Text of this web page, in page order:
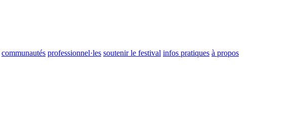
communautés professionnel·les soutenir le festival infos pratiques à propos